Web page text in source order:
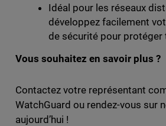
Idéal pour les réseaux
développez facilement
de sécurité pour protéger
Vous souhaitez en savoir plus ?
Contactez votre représentant
WatchGuard ou rendez-vous sur
aujourd’hui !